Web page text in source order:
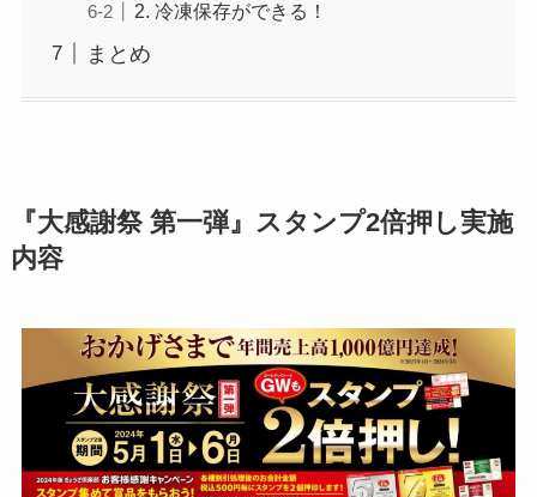
2. 冷凍保存ができる！
まとめ
『大感謝祭 第一弾』スタンプ2倍押し実施
内容